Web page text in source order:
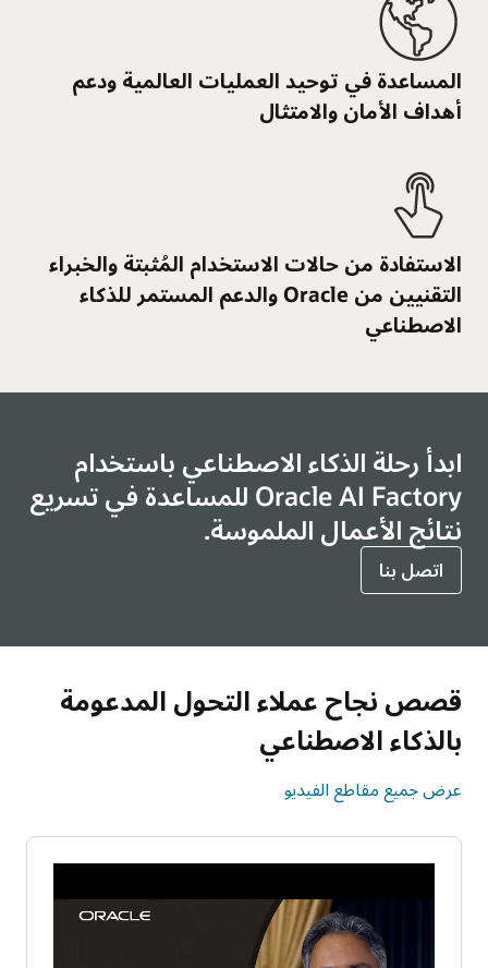
المساعدة في توحيد العمليات العالمية ودعم
أهداف الأمان والامتثال
الاستفادة من حالات الاستخدام المُثبتة والخبراء
التقنيين من Oracle والدعم المستمر للذكاء
الاصطناعي
ابدأ رحلة الذكاء الاصطناعي باستخدام
Oracle AI Factory للمساعدة في تسريع
نتائج الأعمال الملموسة.
اتصل بنا
قصص نجاح عملاء التحول المدعومة
بالذكاء الاصطناعي
عرض جميع مقاطع الفيديو